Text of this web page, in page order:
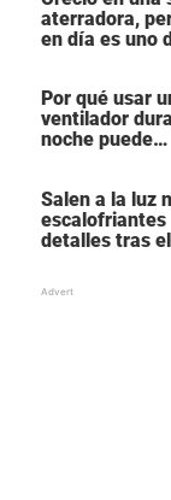
aterradora,
en día es uno
Hollywood
Por qué usar
ventilador
noche puede
Salen a la luz
escalofriantes
detalles tras el
de siete